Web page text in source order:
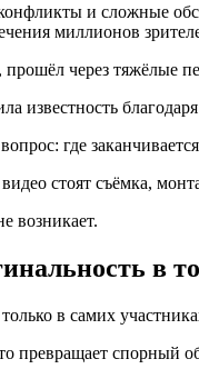
и сложные
миллионов
через тяжёлые
где
стоят съёмка,
возникает.
в
в самих
превращает спорный